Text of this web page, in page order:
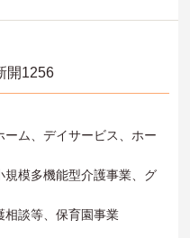
開1256
ム、デイサービス、ホー
規模多機能型介護事業、グ
相談等、保育園事業